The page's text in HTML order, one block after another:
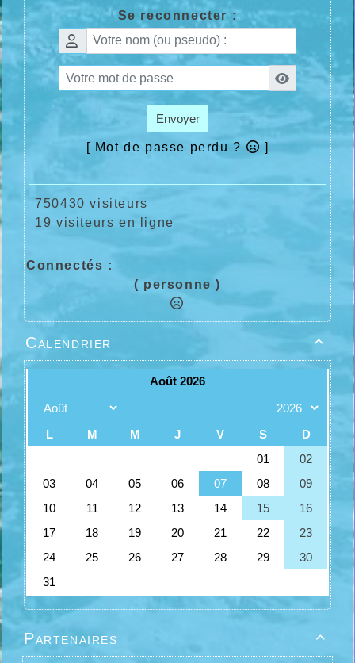
Se reconnecter :
Envoyer
[ Mot de passe perdu ? ]
750430 visiteurs
19 visiteurs en ligne
Connectés :
( personne )

Calendrier

Partenaires